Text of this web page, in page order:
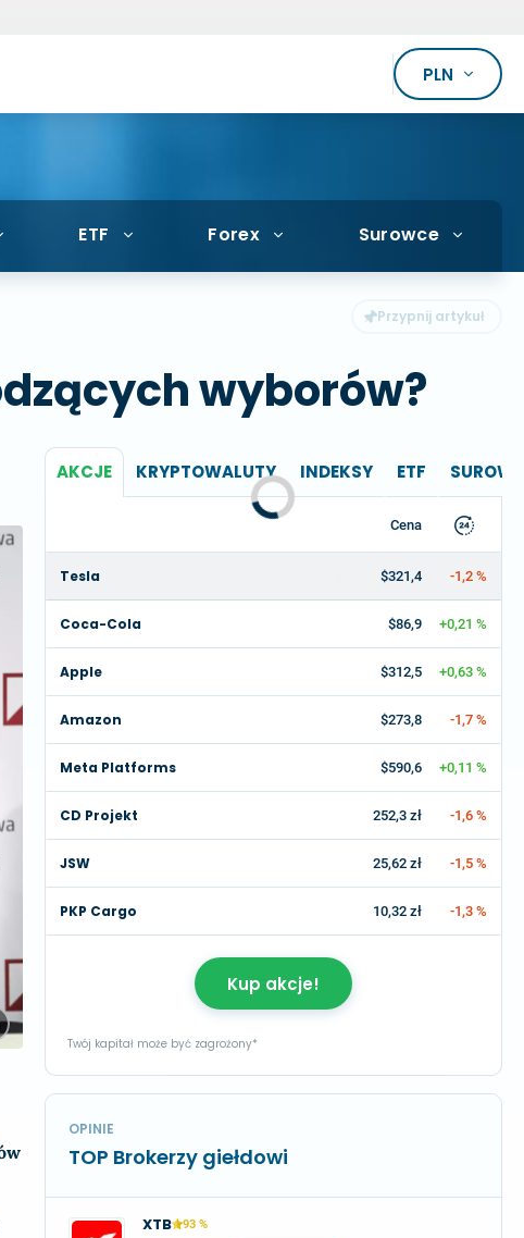
PLN
ETF Forex Surowce
wyborów?
AKCJE KRYPTOWALUTY INDEKSY ETF
Cena
Tesla $321,4 -1,2 %
Coca-Cola $86,9 +0,21 %
Apple $312,5 +0,63 %
Amazon $273,8 -1,7 %
Meta Platforms $590,6 +0,11 %
CD Projekt 252,3 zł -1,6 %
JSW 25,62 zł -1,5 %
PKP Cargo 10,32 zł -1,3 %
Kup akcje!
Twój kapitał może być zagrożony*
OPINIE
TOP Brokerzy giełdowi
XTB 93 %